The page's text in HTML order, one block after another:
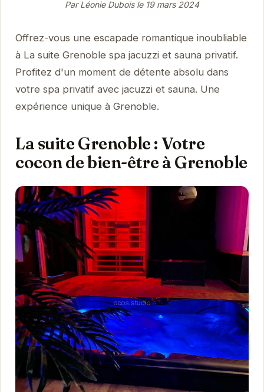
Par Léonie Dubois le 19 mars 2024
Offrez-vous une escapade romantique inoubliable
à La suite Grenoble spa jacuzzi et sauna privatif.
Profitez d'un moment de détente absolu dans
votre spa privatif avec jacuzzi et sauna. Une
expérience unique à Grenoble.
La suite Grenoble : Votre
cocon de bien-être à Grenoble